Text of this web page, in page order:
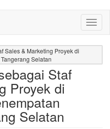
Sales & Marketing Proyek di
Selatan
Staf
Proyek di
Selatan